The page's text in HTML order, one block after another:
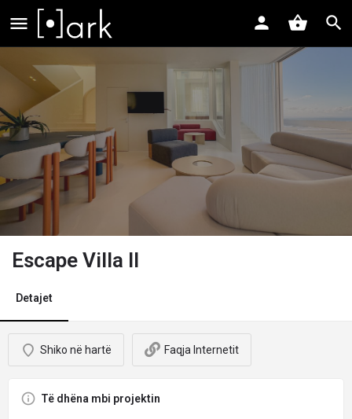
Escape Villa II
Detajet
Shiko në hartë Faqja Internetit
Të dhëna mbi projektin